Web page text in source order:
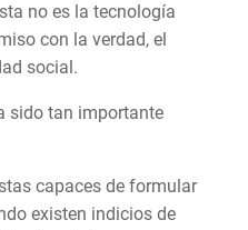
no es la tecnología
con la verdad, el
social.
sido tan importante
capaces de formular
existen indicios de